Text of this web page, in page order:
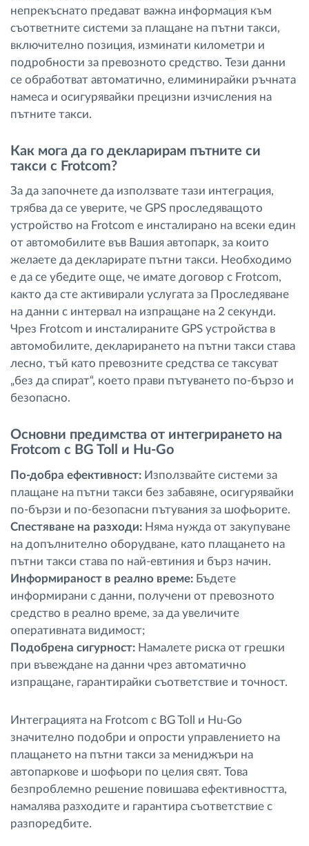
непрекъснато предават важна информация към
съответните системи за плащане на пътни такси,
включително позиция, изминати километри и
подробности за превозното средство. Тези данни
се обработват автоматично, елиминирайки ръчната
намеса и осигурявайки прецизни изчисления на
пътните такси.
Как мога да го декларирам пътните си
такси с Frotcom?
За да започнете да използвате тази интеграция,
трябва да се уверите, че GPS проследяващото
устройство на Frotcom е инсталирано на всеки един
от автомобилите във Вашия автопарк, за които
желаете да декларирате пътни такси. Необходимо
е да се убедите още, че имате договор с Frotcom,
както да сте активирали услугата за Проследяване
на данни с интервал на изпращане на 2 секунди.
Чрез Frotcom и инсталираните GPS устройства в
автомобилите, декларирането на пътни такси става
лесно, тъй като превозните средства се таксуват
„без да спират“, което прави пътуването по-бързо и
безопасно.
Основни предимства от интегрирането на
Frotcom с BG Toll и Hu-Go
По-добра ефективност: Използвайте системи за
плащане на пътни такси без забавяне, осигурявайки
по-бързи и по-безопасни пътувания за шофьорите.
Спестяване на разходи: Няма нужда от закупуване
на допълнително оборудване, като плащането на
пътни такси става по най-евтиния и бърз начин.
Информираност в реално време: Бъдете
информирани с данни, получени от превозното
средство в реално време, за да увеличите
оперативната видимост;
Подобрена сигурност: Намалете риска от грешки
при въвеждане на данни чрез автоматично
изпращане, гарантирайки съответствие и точност.
Интеграцията на Frotcom с BG Toll и Hu-Go
значително подобри и опрости управлението на
плащането на пътни такси за мениджъри на
автопаркове и шофьори по целия свят. Това
безпроблемно решение повишава ефективността,
намалява разходите и гарантира съответствие с
разпоредбите.